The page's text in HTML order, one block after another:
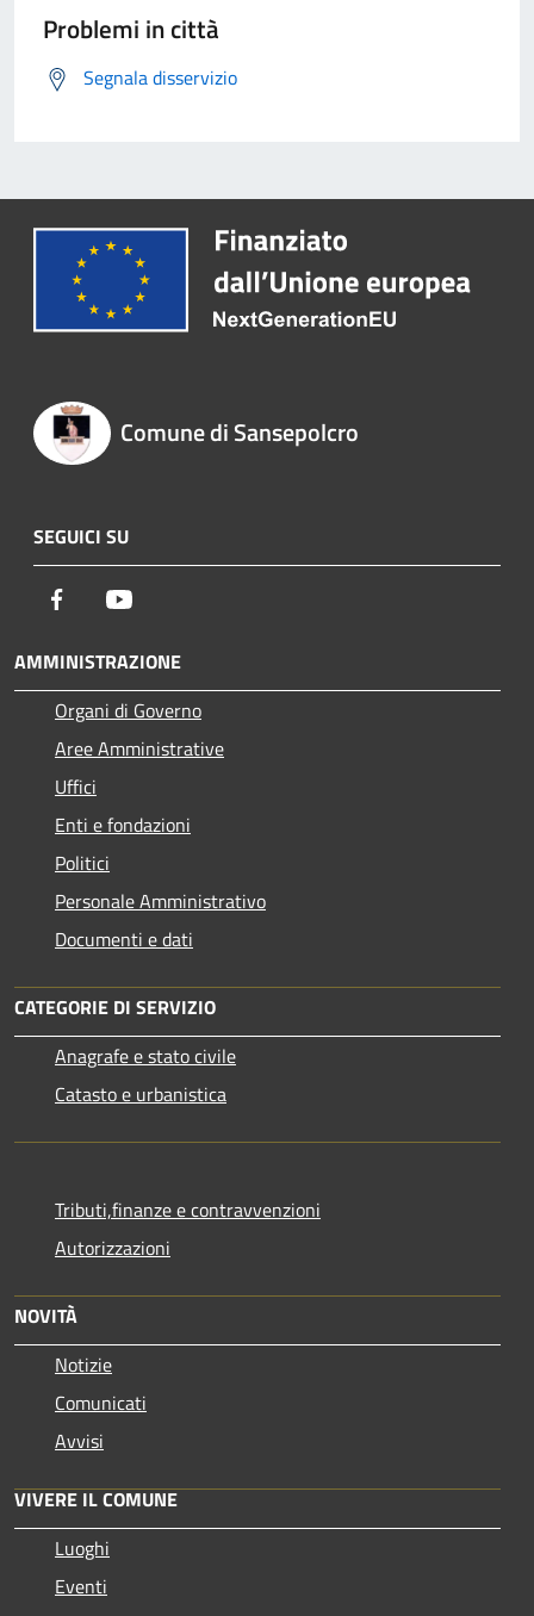
Problemi in città
Segnala disservizio
Comune di Sansepolcro
SEGUICI SU
Facebook
AMMINISTRAZIONE
Organi di Governo
Aree Amministrative
Uffici
Enti e fondazioni
Politici
Personale Amministrativo
Documenti e dati
CATEGORIE DI SERVIZIO
Anagrafe e stato civile
Catasto e urbanistica
Tributi,finanze e contravvenzioni
Autorizzazioni
NOVITÀ
Notizie
Comunicati
Avvisi
VIVERE IL COMUNE
Luoghi
Eventi